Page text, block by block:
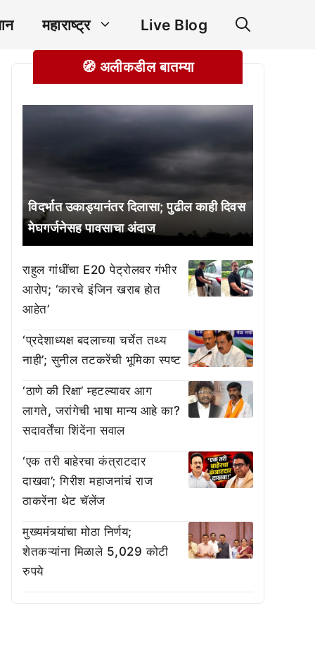
महाराष्ट्र Live Blog
🧭 अलीकडील बातम्या
विदर्भात उकाड्यानंतर दिलासा; पुढील काही दिवस
मेघगर्जनेसह पावसाचा अंदाज
राहुल गांधींचा E20 पेट्रोलवर गंभीर
आरोप; ‘कारचे इंजिन खराब होत
आहेत’
‘प्रदेशाध्यक्ष बदलाच्या चर्चेत तथ्य
नाही’; सुनील तटकरेंची भूमिका स्पष्ट
‘ठाणे की रिक्षा’ म्हटल्यावर आग
लागते, जरांगेची भाषा मान्य आहे का?
सदावर्तेंचा शिंदेंना सवाल
‘एक तरी बाहेरचा कंत्राटदार
दाखवा’; गिरीश महाजनांचं राज
ठाकरेंना थेट चॅलेंज
मुख्यमंत्र्यांचा मोठा निर्णय;
शेतकऱ्यांना मिळाले 5,029 कोटी
रुपये